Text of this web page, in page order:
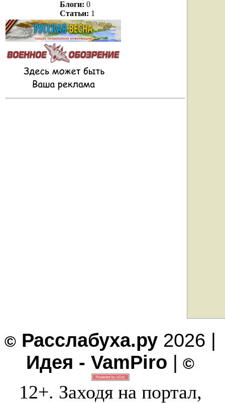
Блоги: 0
Статьи: 1
© Расслабуха.ру 2026 |
Идея - VamPiro | ©
12+. Заходя на портал,